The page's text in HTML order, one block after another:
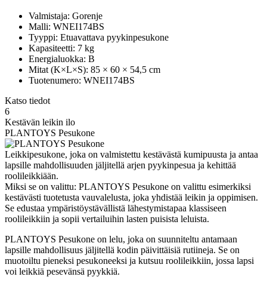
Valmistaja: Gorenje
Malli: WNEI174BS
Tyyppi: Etuavattava pyykinpesukone
Kapasiteetti: 7 kg
Energialuokka: B
Mitat (K×L×S): 85 × 60 × 54,5 cm
Tuotenumero: WNEI174BS
Katso tiedot
6
Kestävän leikin ilo
PLANTOYS Pesukone
Leikkipesukone, joka on valmistettu kestävästä kumipuusta ja antaa
lapsille mahdollisuuden jäljitellä arjen pyykinpesua ja kehittää
roolileikkiään.
Miksi se on valittu: PLANTOYS Pesukone on valittu esimerkiksi
kestävästi tuotetusta vauvalelusta, joka yhdistää leikin ja oppimisen.
Se edustaa ympäristöystävällistä lähestymistapaa klassiseen
roolileikkiin ja sopii vertailuihin lasten puisista leluista.
PLANTOYS Pesukone on lelu, joka on suunniteltu antamaan
lapsille mahdollisuus jäljitellä kodin päivittäisiä rutiineja. Se on
muotoiltu pieneksi pesukoneeksi ja kutsuu roolileikkiin, jossa lapsi
voi leikkiä pesevänsä pyykkiä.